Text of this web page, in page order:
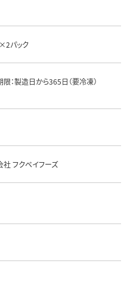
パック
限：製造日から365日（要冷凍）
社 フクベイフーズ